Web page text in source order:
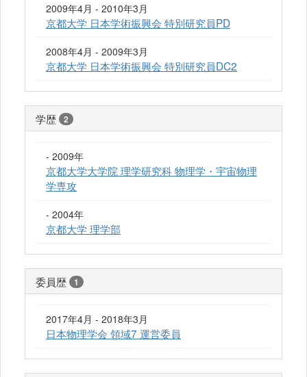
2009年4月 - 2010年3月
京都大学 日本学術振興会 特別研究員PD
2008年4月 - 2009年3月
京都大学 日本学術振興会 特別研究員DC2
学歴 2
- 2009年
京都大学大学院 理学研究科 物理学・宇宙物理
学専攻
- 2004年
京都大学 理学部
委員歴 1
2017年4月 - 2018年3月
日本物理学会 領域7 運営委員